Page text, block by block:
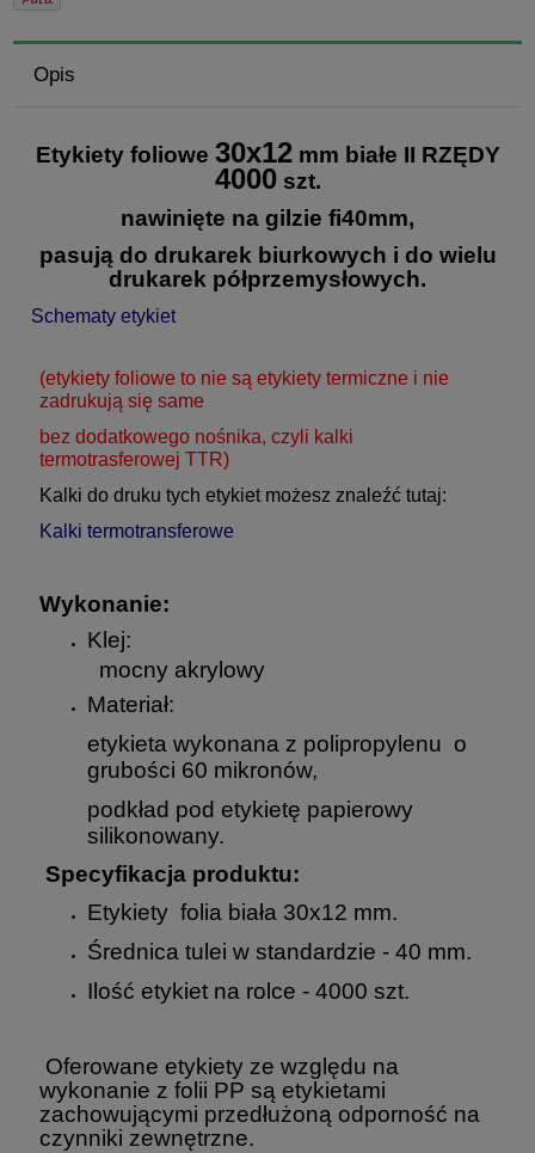
Opis
Etykiety foliowe 30x12mm białe II RZĘDY
4000szt.
nawinięte na gilzie fi40mm,
pasują do drukarek biurkowych i do wielu
drukarek półprzemysłowych.
Schematy etykiet
(etykiety foliowe to nie są etykiety termiczne i nie
zadrukują się same
bez dodatkowego nośnika, czyli kalki
termotrasferowej TTR)
Kalki do druku tych etykiet możesz znaleźć tutaj:
Kalki termotransferowe
Wykonanie:
Klej:
mocny akrylowy
Materiał:
etykieta wykonana z polipropylenu o
grubości 60 mikronów,
podkład pod etykietę papierowy
silikonowany.
Specyfikacja produktu:
Etykiety folia biała 30x12 mm.
Średnica tulei w standardzie - 40 mm.
Ilość etykiet na rolce - 4000 szt.
Oferowane etykiety ze względu na
wykonanie z folii PP są etykietami
zachowującymi przedłużoną odporność na
czynniki zewnętrzne.